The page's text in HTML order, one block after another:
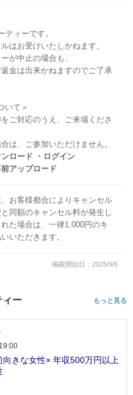
ティーです。
はお受けいたしかねます。
が中止の場合も、
金は出来かねますのでご了承
いて＞
ご対応のうえ、ご来場くださ
は、ご参加いただけません。
ロード ・ログイン
アップロード
お客様都合によりキャンセル
同額のキャンセル料が発生し
た場合は、一律1,000円のキ
いただきます。
掲載開始日：2025/9/6
ィー もっと見る
向きな女性× 年収500万円以上